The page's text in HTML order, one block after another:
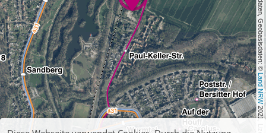
, Kartendaten, Geobasisdaten: ©
Land NRW
2021, Lizenz